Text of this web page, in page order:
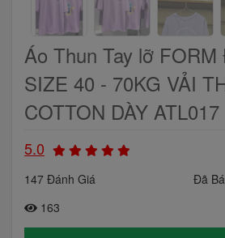
Áo Thun Tay lỡ
SIZE 40 - 70KG VẢI
COTTON DÀY ATL017
5.0
147 Đánh Giá
Đã
163